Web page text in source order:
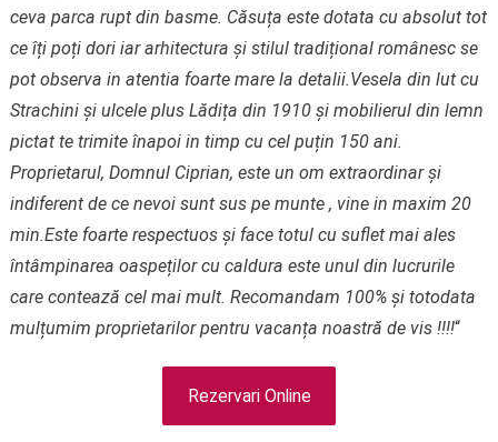
ceva parca rupt din basme. Căsuța este dotata cu absolut tot
ce îți poți dori iar arhitectura și stilul tradițional românesc se
pot observa in atentia foarte mare la detalii.Vesela din lut cu
Strachini și ulcele plus Lădița din 1910 și mobilierul din lemn
pictat te trimite înapoi in timp cu cel puțin 150 ani.
Proprietarul, Domnul Ciprian, este un om extraordinar și
indiferent de ce nevoi sunt sus pe munte , vine in maxim 20
min.Este foarte respectuos și face totul cu suflet mai ales
întâmpinarea oaspeților cu caldura este unul din lucrurile
care contează cel mai mult. Recomandam 100% și totodata
mulțumim proprietarilor pentru vacanța noastră de vis !!!!“
Rezervari Online